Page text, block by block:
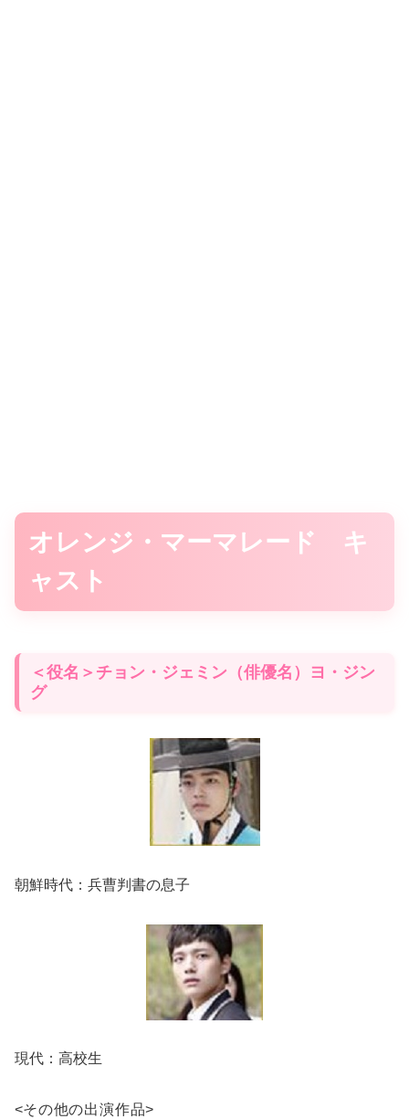
オレンジ・マーマレード キ
ャスト
＜役名＞チョン・ジェミン（俳優名）ヨ・ジン
グ
朝鮮時代：兵曹判書の息子
現代：高校生
<その他の出演作品>